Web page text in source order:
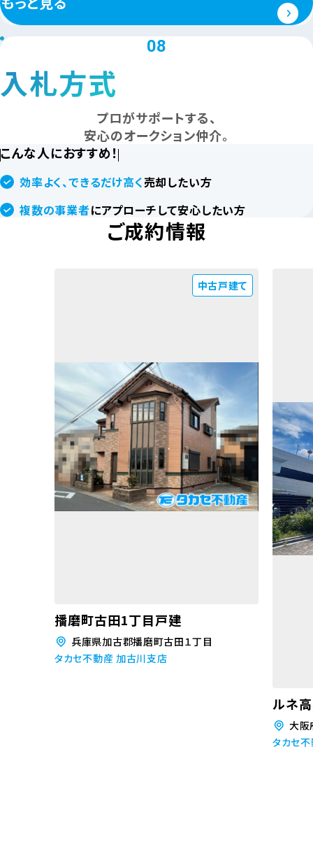
08
入札方式
プロがサポートする、
安心のオークション仲介。
こんな人におすすめ！
効率よく、できるだけ高く売却したい方
複数の事業者にアプローチして安心したい方
ご成約情報
中古戸建て
播磨町古田1丁目戸建
兵庫県加古郡播磨町古田１丁目
タカセ不動産 加古川支店
ルネ
大阪
タカセ